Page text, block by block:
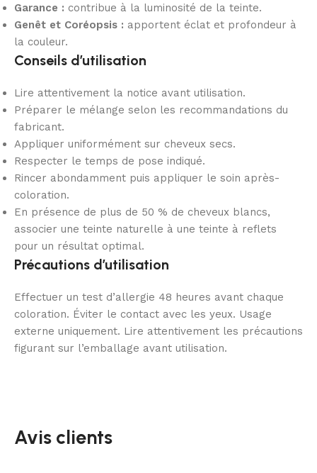
Garance : contribue à la luminosité de la teinte.
Genêt et Coréopsis : apportent éclat et profondeur à
la couleur.
Conseils d’utilisation
Lire attentivement la notice avant utilisation.
Préparer le mélange selon les recommandations du
fabricant.
Appliquer uniformément sur cheveux secs.
Respecter le temps de pose indiqué.
Rincer abondamment puis appliquer le soin après-
coloration.
En présence de plus de 50 % de cheveux blancs,
associer une teinte naturelle à une teinte à reflets
pour un résultat optimal.
Précautions d’utilisation
Effectuer un test d’allergie 48 heures avant chaque
coloration. Éviter le contact avec les yeux. Usage
externe uniquement. Lire attentivement les précautions
figurant sur l’emballage avant utilisation.
Avis clients